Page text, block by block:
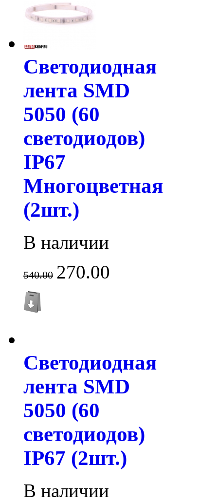
Светодиодная
лента SMD
5050 (60
светодиодов)
IP67
Многоцветная
(2шт.)
В наличии
540.00 270.00
Светодиодная
лента SMD
5050 (60
светодиодов)
IP67 (2шт.)
В наличии